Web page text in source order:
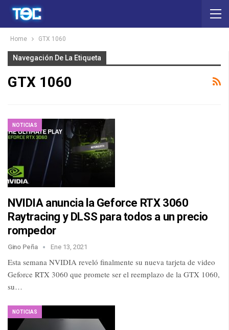
Home GTX 1060
Navegación De La Etiqueta
GTX 1060
NOTICIAS
NVIDIA anuncia la Geforce RTX 3060
Raytracing y DLSS para todos a un precio
rompedor
Gino Peña Ene 13, 2021
Esta semana NVIDIA reveló finalmente su nueva tarjeta de video
Geforce RTX 3060 que promete ser el reemplazo de la GTX 1060,
su…
NOTICIAS